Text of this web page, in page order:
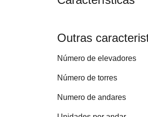
Outras
Número de elevadores
Número de torres
Numero de andares